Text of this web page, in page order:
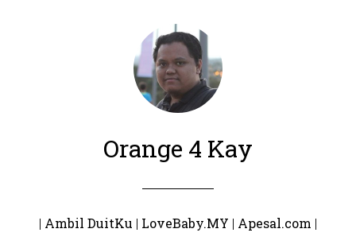
Orange 4 Kay
| Ambil DuitKu | LoveBaby.MY | Apesal.com |